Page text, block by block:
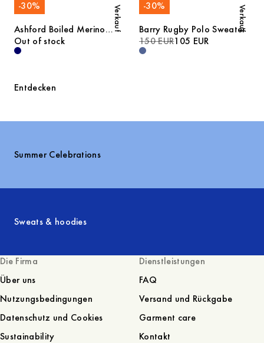
Verkauf
-30%
Ashford Boiled Merino
Cardigan
Out of stock
Verkauf
-30%
Barry Rugby Polo Sweater
150 EUR105 EUR
Entdecken
Summer Celebrations
Sweats & hoodies
Die Firma
Über uns
Nutzungsbedingungen
Datenschutz und Cookies
Sustainability
Dienstleistungen
FAQ
Versand und Rückgabe
Garment care
Kontakt